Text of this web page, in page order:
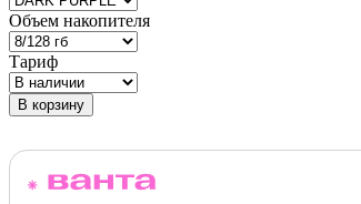
Объем накопителя
Тариф
В корзину